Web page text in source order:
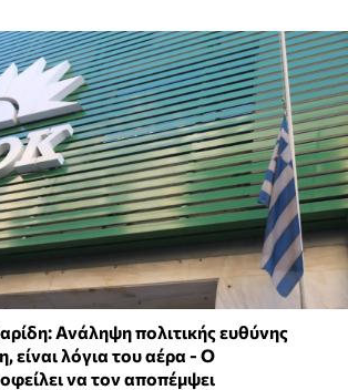
Ανάληψη πολιτικής ευθύνης
είναι λόγια του αέρα - Ο
να τον αποπέμψει